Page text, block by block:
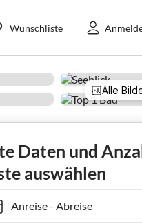
Wunschliste
Alle
1
Daten und
auswählen
Anreise- Abreise